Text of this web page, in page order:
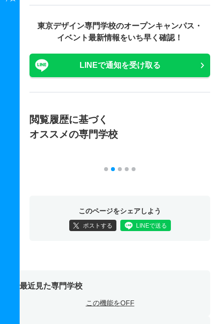
東京デザイン専門学校のオープンキャンパス・
イベント最新情報をいち早く確認！
LINEで通知を受け取る
閲覧履歴に基づく
オススメの専門学校
このページをシェアしよう
ポストする LINEで送る
最近見た専門学校
この機能をOFF